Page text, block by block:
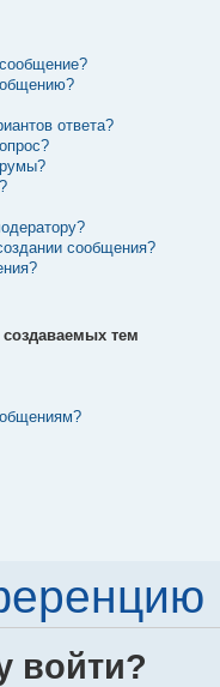
ответа?
сообщения?
тем
войти?